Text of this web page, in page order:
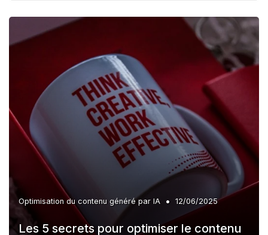
Optimisation du contenu généré par IA • 12/06/2025
Les 5 secrets pour optimiser le contenu